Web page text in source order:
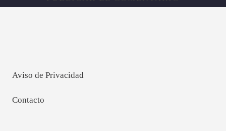
Aviso de Privacidad
Contacto